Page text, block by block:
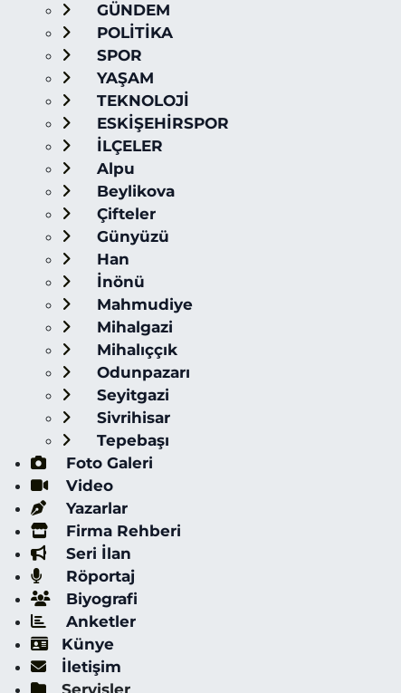
GÜNDEM
POLİTİKA
SPOR
YAŞAM
TEKNOLOJİ
ESKİŞEHİRSPOR
İLÇELER
Alpu
Beylikova
Çifteler
Günyüzü
Han
İnönü
Mahmudiye
Mihalgazi
Mihalıççık
Odunpazarı
Seyitgazi
Sivrihisar
Tepebaşı
Foto Galeri
Video
Yazarlar
Firma Rehberi
Seri İlan
Röportaj
Biyografi
Anketler
Künye
İletişim
Servisler